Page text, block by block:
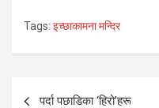
Tags: इच्छाकामना मन्दिर
Postपर्दा पछाडिका ‘हिरो’हरू